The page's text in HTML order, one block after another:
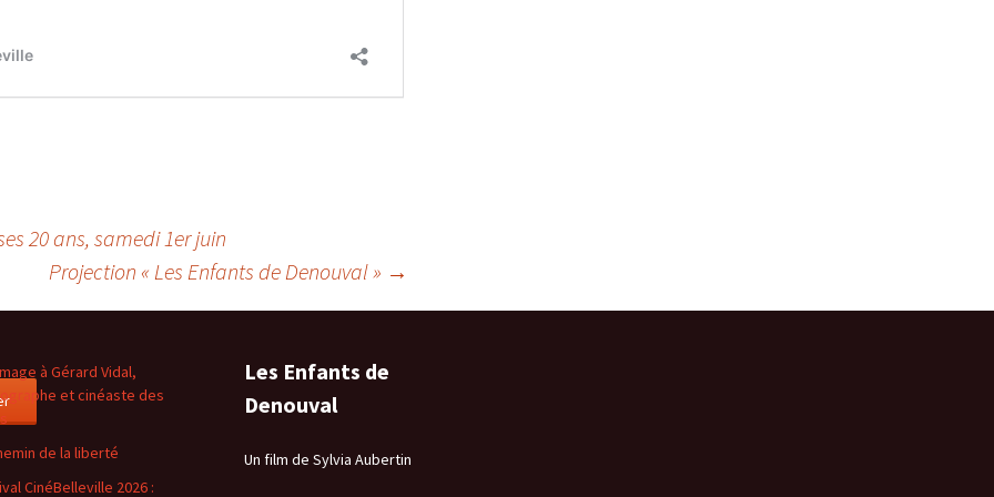
20 ans, samedi 1er juin
Projection « Les Enfants de Denouval » →
à Gérard Vidal,
et cinéaste des
de la liberté
CinéBelleville 2026 :
Les Enfants de
Denouval
Un film de Sylvia Aubertin